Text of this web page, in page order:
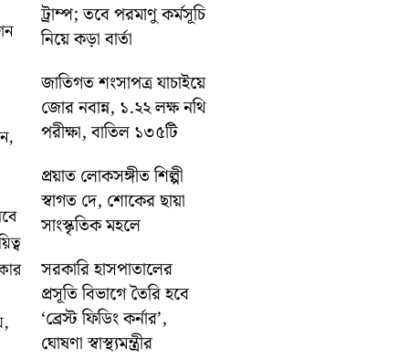
ট্রাম্প; তবে পরমাণু কর্মসূচি
নিয়ে কড়া বার্তা
জাতিগত শংসাপত্র যাচাইয়ে
জোর নবান্ন, ১.২২ লক্ষ নথি
পরীক্ষা, বাতিল ১৩৫টি
প্রয়াত লোকসঙ্গীত শিল্পী
স্বাগত দে, শোকের ছায়া
সাংস্কৃতিক মহলে
সরকারি হাসপাতালের
প্রসূতি বিভাগে তৈরি হবে
‘ব্রেস্ট ফিডিং কর্নার’,
ঘোষণা স্বাস্থ্যমন্ত্রীর